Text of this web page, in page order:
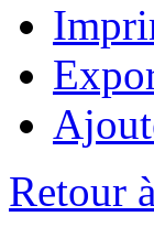
Retour